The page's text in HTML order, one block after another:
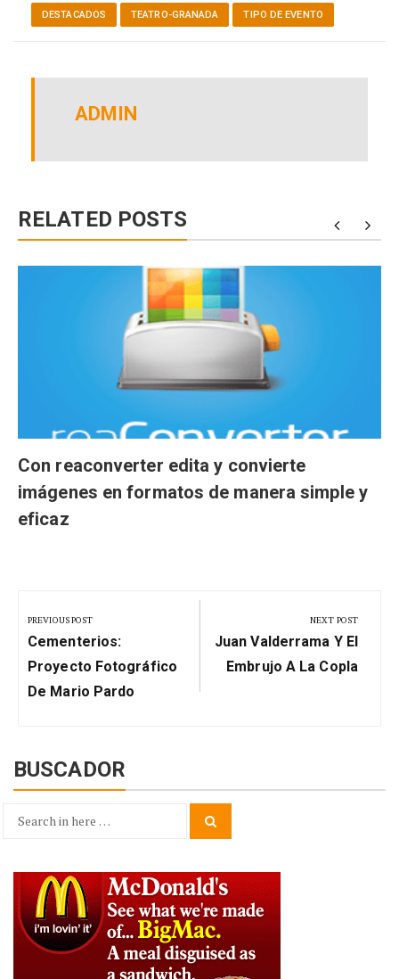
DESTACADOS TEATRO-GRANADA TIPO DE EVENTO
ADMIN
RELATED POSTS
Con reaconverter edita y convierte
imágenes en formatos de manera simple y
eficaz
de
entradas
PREVIOUS POST
Previous
Post:
Cementerios:
Proyecto Fotográfico
De Mario Pardo
NEXT POST
Next
Post:
Juan Valderrama Y El
Embrujo A La Copla
BUSCADOR
Search